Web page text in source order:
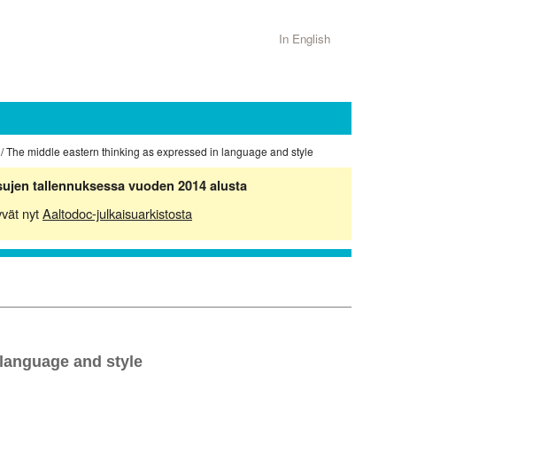
In English
/ The middle eastern thinking as expressed in language and style
tallennuksessa vuoden 2014 alusta
nytAaltodoc-julkaisuarkistosta
and style